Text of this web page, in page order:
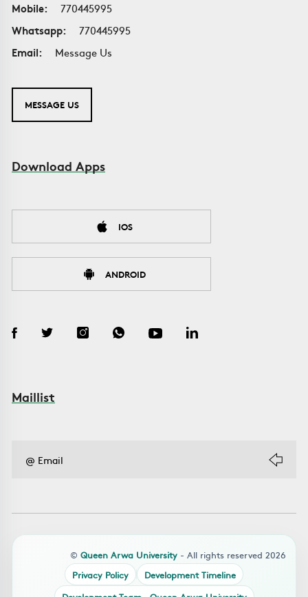
Mobile:
770445995
Whatsapp:
770445995
Email:
Message Us
MESSAGE US
Download Apps
IOS
ANDROID
Maillist
© Queen Arwa University - All rights reserved 2026
Privacy Policy
Development Timeline